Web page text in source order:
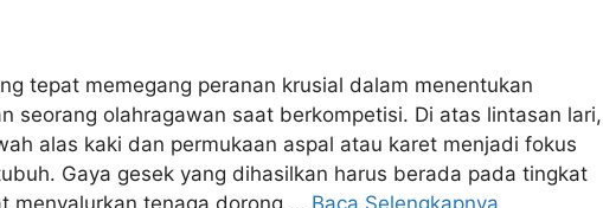
tepat memegang peranan krusial dalam menentukan
seorang olahragawan saat berkompetisi. Di atas lintasan lari,
alas kaki dan permukaan aspal atau karet menjadi fokus
Gaya gesek yang dihasilkan harus berada pada tingkat